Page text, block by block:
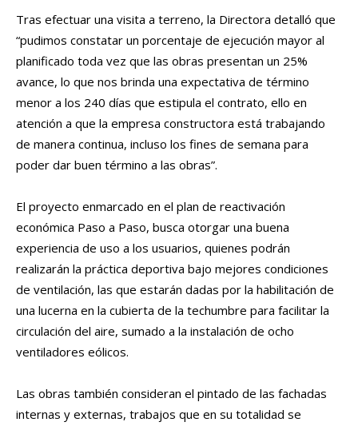
Tras efectuar una visita a terreno, la Directora detalló que
“pudimos constatar un porcentaje de ejecución mayor al
planificado toda vez que las obras presentan un 25%
avance, lo que nos brinda una expectativa de término
menor a los 240 días que estipula el contrato, ello en
atención a que la empresa constructora está trabajando
de manera continua, incluso los fines de semana para
poder dar buen término a las obras”.
El proyecto enmarcado en el plan de reactivación
económica Paso a Paso, busca otorgar una buena
experiencia de uso a los usuarios, quienes podrán
realizarán la práctica deportiva bajo mejores condiciones
de ventilación, las que estarán dadas por la habilitación de
una lucerna en la cubierta de la techumbre para facilitar la
circulación del aire, sumado a la instalación de ocho
ventiladores eólicos.
Las obras también consideran el pintado de las fachadas
internas y externas, trabajos que en su totalidad se